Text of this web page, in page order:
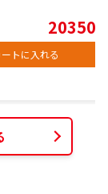
20350
トに入れる